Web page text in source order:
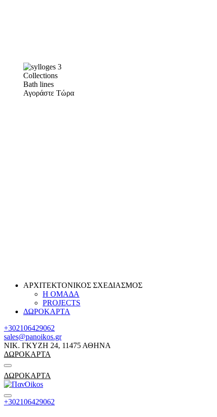
Collections
Bath lines
Αγοράστε Τώρα
ΑΡΧΙΤΕΚΤΟΝΙΚΟΣ ΣΧΕΔΙΑΣΜΟΣ
Η ΟΜΑΔΑ
PROJECTS
ΔΩΡΟΚΑΡΤΑ
+302106429062
sales@panoikos.gr
ΝΙΚ. ΓΚΥΖΗ 24, 11475 ΑΘΗΝΑ
ΔΩΡΟΚΑΡΤΑ
ΔΩΡΟΚΑΡΤΑ
+302106429062